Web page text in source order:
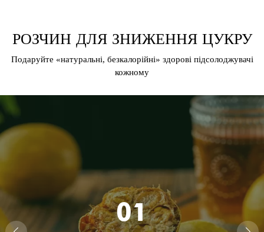
РОЗЧИН ДЛЯ ЗНИЖЕННЯ ЦУКРУ
Подаруйте «натуральні, безкалорійні» здорові підсолоджувачі
кожному
01